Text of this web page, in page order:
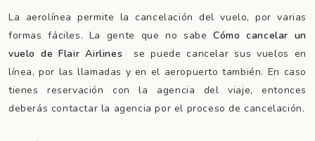
La aerolínea permite la cancelación del vuelo, por varias
formas fáciles. La gente que no sabeCómo cancelar un
vuelo de Flair Airlines se puede cancelar sus vuelos en
línea, por las llamadas y en el aeropuerto también. En caso
tienes reservación con la agencia del viaje, entonces
deberás contactar la agencia por el proceso de cancelación.